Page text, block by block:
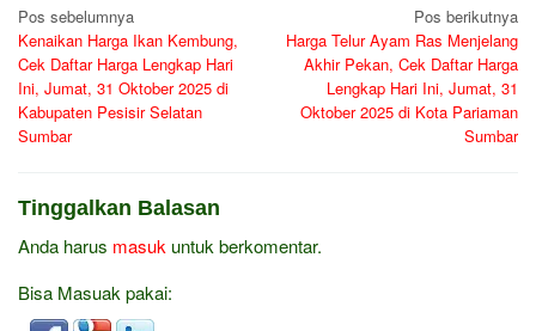
Navigasi
pos
Pos sebelumnya
Kenaikan Harga Ikan Kembung,
Cek Daftar Harga Lengkap Hari
Ini, Jumat, 31 Oktober 2025 di
Kabupaten Pesisir Selatan
Sumbar
Pos berikutnya
Harga Telur Ayam Ras Menjelang
Akhir Pekan, Cek Daftar Harga
Lengkap Hari Ini, Jumat, 31
Oktober 2025 di Kota Pariaman
Sumbar
Tinggalkan Balasan
Anda harus masuk untuk berkomentar.
Bisa Masuak pakai: